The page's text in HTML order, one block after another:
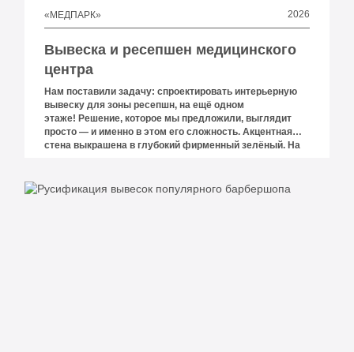
«МЕДПАРК» 2026
Вывеска и ресепшен медицинского
центра
Нам поставили задачу: спроектировать интерьерную
вывеску для зоны ресепшн, на ещё одном
этаже! Решение, которое мы предложили, выглядит
просто — и именно в этом его сложность. Акцентная
стена выкрашена в глубокий фирменный зелёный. На